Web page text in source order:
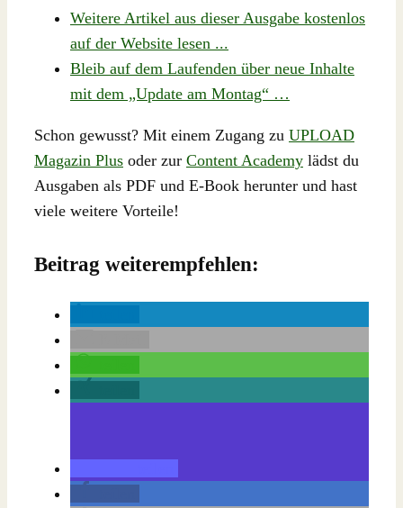
Weitere Artikel aus dieser Ausgabe kostenlos
auf der Website lesen ...
Bleib auf dem Laufenden über neue Inhalte
mit dem „Update am Montag“ …
Schon gewusst? Mit einem Zugang zu UPLOAD
Magazin Plus oder zur Content Academy lädst du
Ausgaben als PDF und E-Book herunter und hast
viele weitere Vorteile!
Beitrag weiterempfehlen: